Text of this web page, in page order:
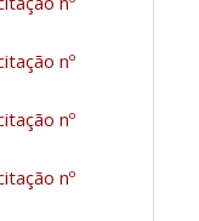
nº
nº
nº